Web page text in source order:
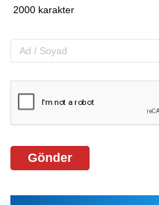
Gönder